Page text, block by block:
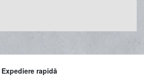
Expediere rapidă